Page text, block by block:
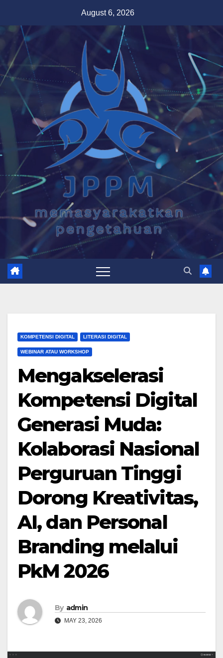
content
August 6, 2026
KOMPETENSI DIGITAL LITERASI DIGITAL
WEBINAR ATAU WORKSHOP
Mengakselerasi
Kompetensi Digital
Generasi Muda:
Kolaborasi Nasional
Perguruan Tinggi
Dorong Kreativitas,
AI, dan Personal
Branding melalui
PkM 2026
By admin
MAY 23, 2026